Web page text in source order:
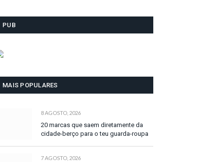
PUB
MAIS POPULARES
8 AGOSTO, 2026
20 marcas que saem diretamente da
cidade-berço para o teu guarda-roupa
7 AGOSTO, 2026